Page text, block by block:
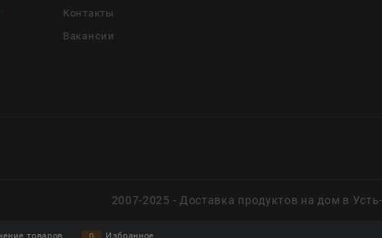
Контакты
Вакансии
2007-2025 - Доставка продуктов на дом в